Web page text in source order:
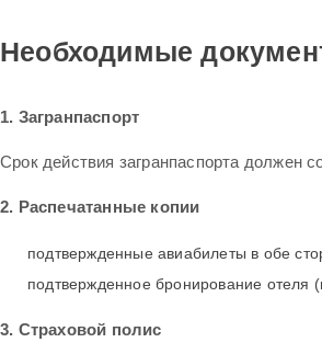
Необходимые
1. Загранпаспорт
Срок действия загранпаспорта должен
2. Распечатанные копии
подтвержденные авиабилеты в обе
подтвержденное бронирование отеля
3. Страховой полис